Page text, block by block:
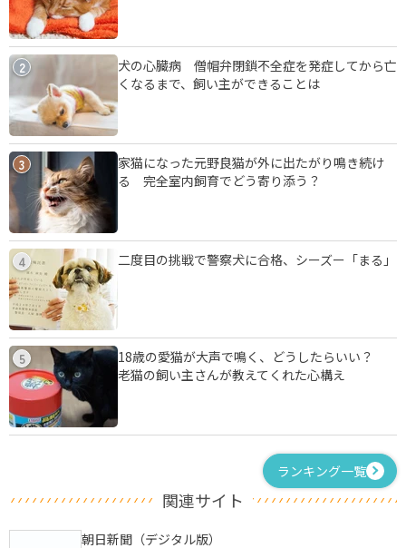
2
犬の心臓病 僧帽弁閉鎖不全症を発症してから亡
くなるまで、飼い主ができることは
3
家猫になった元野良猫が外に出たがり鳴き続け
る 完全室内飼育でどう寄り添う？
4 二度目の挑戦で警察犬に合格、シーズー「まる」
5
18歳の愛猫が大声で鳴く、どうしたらいい？
老猫の飼い主さんが教えてくれた心構え
ランキング一覧
関連サイト
朝日新聞（デジタル版）